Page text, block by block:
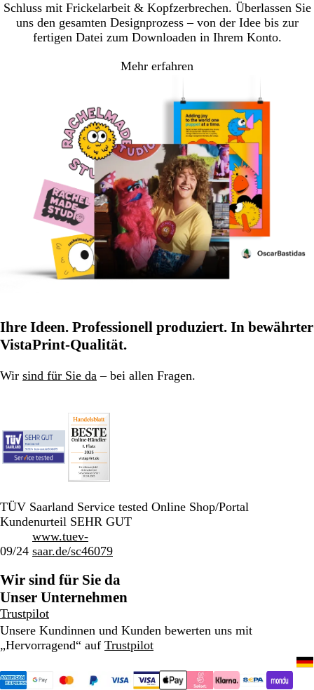
Schluss mit Frickelarbeit & Kopfzerbrechen. Überlassen Sie
uns den gesamten Designprozess – von der Idee bis zur
fertigen Datei zum Downloaden in Ihrem Konto.
Mehr erfahren
Ihre Ideen. Professionell produziert. In bewährter
VistaPrint-Qualität.
Wir sind für Sie da – bei allen Fragen.
TÜV Saarland Service tested Online Shop/Portal
Kundenurteil SEHR GUT
09/24
www.tuev-
saar.de/sc46079
Wir sind für Sie da
Unser Unternehmen
Trustpilot
Unsere Kundinnen und Kunden bewerten uns mit
„Hervorragend“ auf Trustpilot